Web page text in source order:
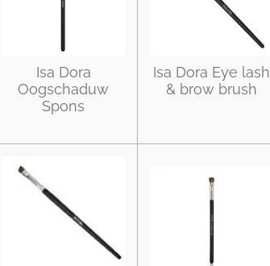
Isa Dora
Oogschaduw
Spons
Isa Dora Eye lash
& brow brush